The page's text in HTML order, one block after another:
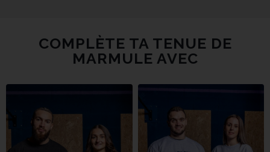
COMPLÈTE TA TENUE DE
MARMULE AVEC